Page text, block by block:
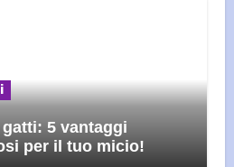
5 vantaggi
per il tuo micio!